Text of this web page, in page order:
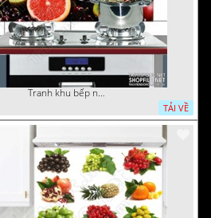
Tranh khu bếp nhiều trái cây tươi
TẢI VỀ